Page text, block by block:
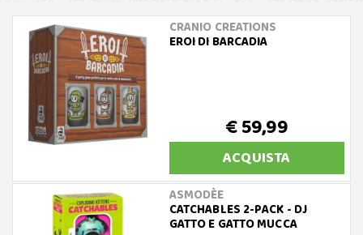
CRANIO CREATIONS
EROI DI BARCADIA
€ 59,99
ACQUISTA
ASMODÈE
CATCHABLES 2-PACK - DJ
GATTO E GATTO MUCCA